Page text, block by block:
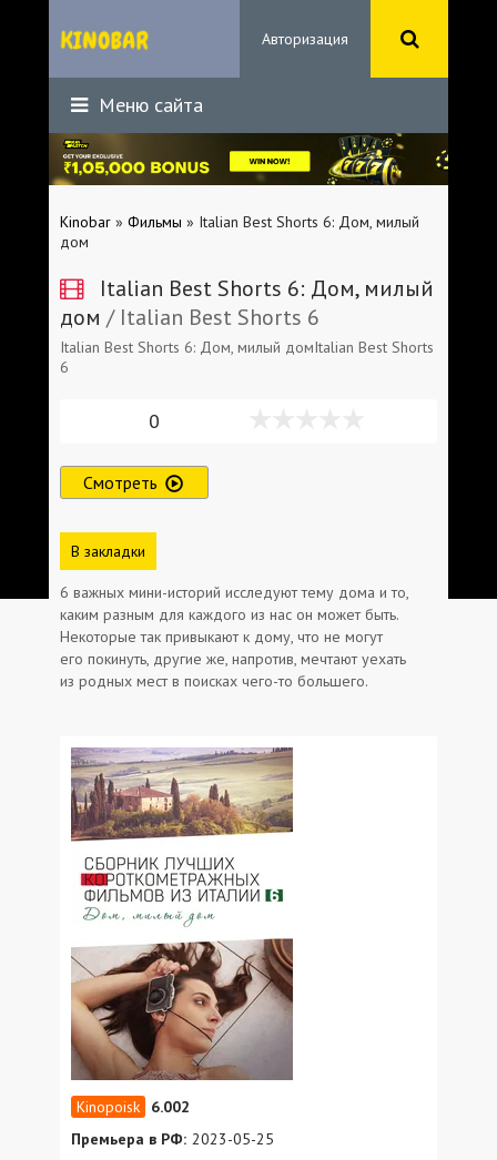
Авторизация
Меню сайта
Kinobar » Фильмы » Italian Best Shorts 6: Дом, милый
дом
Italian Best Shorts 6: Дом, милый
дом / Italian Best Shorts 6
Italian Best Shorts 6: Дом, милый домItalian Best Shorts
6
0
Смотреть
В закладки
6 важных мини-историй исследуют тему дома и то,
каким разным для каждого из нас он может быть.
Некоторые так привыкают к дому, что не могут
его покинуть, другие же, напротив, мечтают уехать
из родных мест в поисках чего-то большего.
6.002
Премьера в РФ: 2023-05-25